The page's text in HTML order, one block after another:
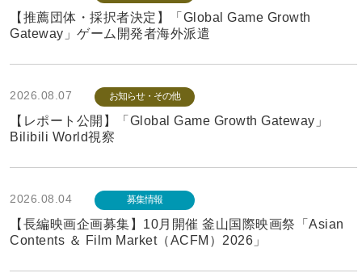
【推薦団体・採択者決定】「Global Game Growth
Gateway」ゲーム開発者海外派遣
2026.08.07 お知らせ・その他
【レポート公開】「Global Game Growth Gateway」
Bilibili World視察
2026.08.04 募集情報
【長編映画企画募集】10月開催 釜山国際映画祭「Asian
Contents ＆ Film Market（ACFM）2026」